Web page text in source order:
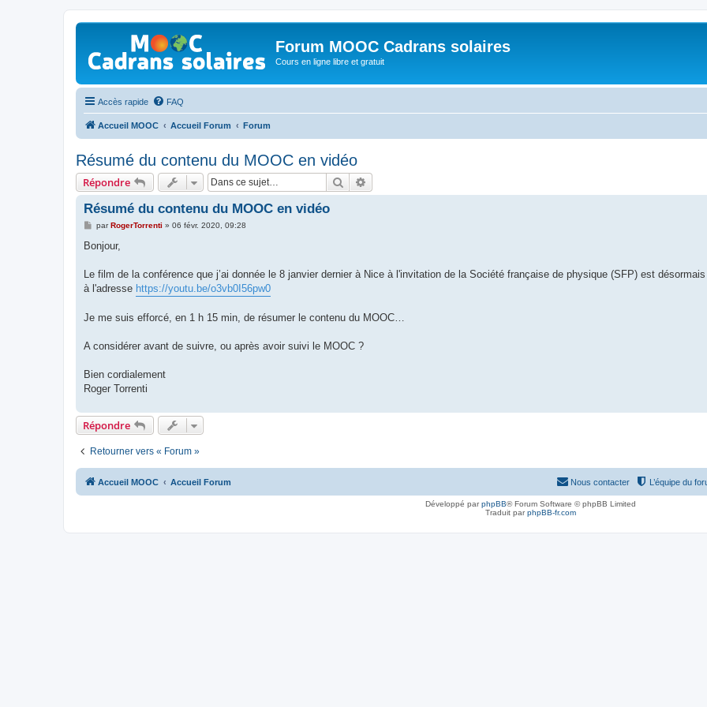
Forum MOOC Cadrans solaires
Cours en ligne libre et gratuit
Accès rapide FAQ
Accueil MOOC Accueil Forum Forum
Résumé du contenu du MOOC en vidéo
Répondre Rechercher
Résumé du contenu du MOOC en vidéo
M
s
g
parRogerTorrenti » 06 févr. 2020, 09:28
Bonjour,
Le film de la conférence que j’ai donnée le 8 janvier dernier à Nice à l'invitation de la Société française de physique (SFP) est
à l'adresse https://youtu.be/o3vb0I56pw0
Je me suis efforcé, en 1 h 15 min, de résumer le contenu du MOOC…
A considérer avant de suivre, ou après avoir suivi le MOOC ?
Bien cordialement
Roger Torrenti
Répondre
Retourner vers « Forum »
Accueil MOOC Accueil Forum L’équipe du
Nous contacter
Développé parphpBB® Forum Software © phpBB Limited
Traduit parphpBB-fr.com